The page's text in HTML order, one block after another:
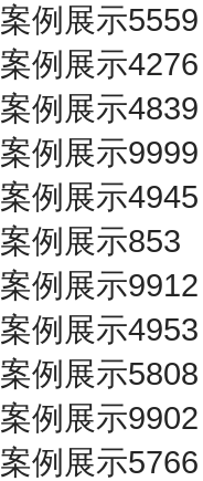
案例展示5559
案例展示4276
案例展示4839
案例展示9999
案例展示4945
案例展示853
案例展示9912
案例展示4953
案例展示5808
案例展示9902
案例展示5766